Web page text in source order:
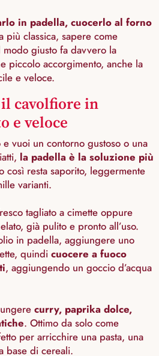
in padella, cuocerlo al forno
più classica, sapere come
giusto fa davvero la
piccolo accorgimento, anche la
e veloce.
cavolfiore in
e veloce
vuoi un contorno gustoso o una
la padella è la soluzione più
così resta saporito, leggermente
varianti.
tagliato a cimette oppure
già pulito e pronto all’uso.
in padella, aggiungere uno
quindi cuocere a fuoco
, aggiungendo un goccio d’acqua
curry, paprika dolce,
. Ottimo da solo come
per arricchire una pasta, una
base di cereali.